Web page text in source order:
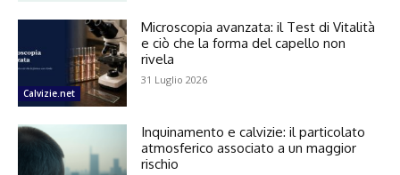
Calvizie.net
Microscopia avanzata: il Test di Vitalità
e ciò che la forma del capello non
rivela
31 Luglio 2026
Inquinamento e calvizie: il particolato
atmosferico associato a un maggior
rischio